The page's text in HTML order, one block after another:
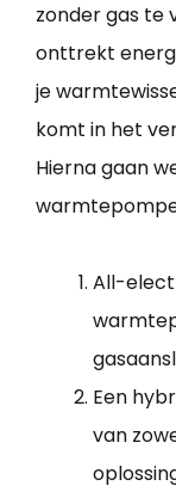
zonder gas te
onttrekt
je
komt in het
Hierna gaan
All-
Een
van